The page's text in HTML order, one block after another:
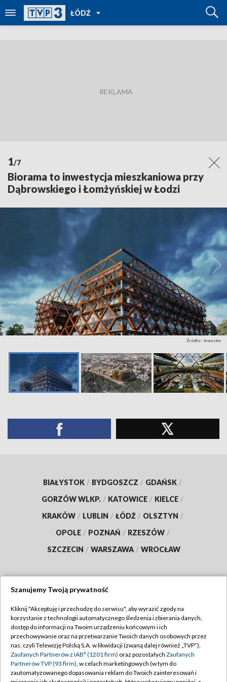
ŁÓDŹ
POWRÓT
DO
REGIONY
1/7
Biorama to inwestycja mieszkaniowa przy
Dąbrowskiego i Łomżyńskiej w Łodzi
Źródło: Inwestor
BIAŁYSTOK / BYDGOSZCZ / GDAŃSK /
GORZÓW WLKP. / KATOWICE / KIELCE /
KRAKÓW / LUBLIN / ŁÓDŹ / OLSZTYN /
OPOLE / POZNAŃ / RZESZÓW /
SZCZECIN / WARSZAWA / WROCŁAW
TVP
Abonament TVP
Emisja w TVP
Centrum informacji TVP
Regulamin TVP
Polityka prywatności
Moje zgody
Szanujemy Twoją prywatność
Kliknij "Akceptuję i przechodzę do serwisu", aby wyrazić zgody na
korzystanie z technologii automatycznego śledzenia i zbierania danych,
dostęp do informacji na Twoim urządzeniu końcowym i ich
przechowywanie oraz na przetwarzanie Twoich danych osobowych przez
nas, czyli Telewizję Polską S.A. w likwidacji (zwaną dalej również „TVP”),
Zaufanych Partnerów z IAB* (1201 firm) oraz pozostałych Zaufanych
Partnerów TVP (93 firm), w celach marketingowych (w tym do
zautomatyzowanego dopasowania reklam do Twoich zainteresowań i